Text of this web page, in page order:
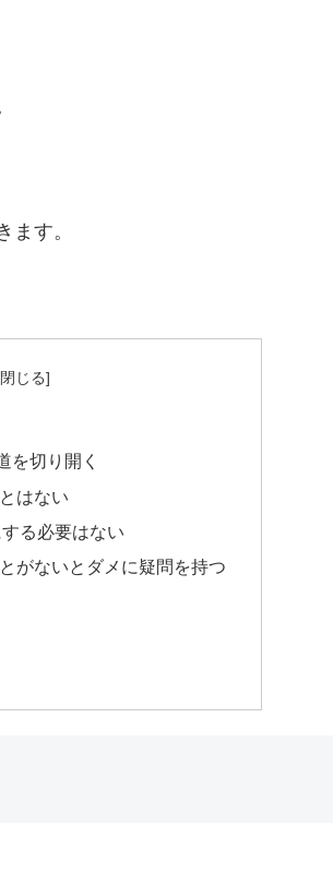
す。
を切り開く
はない
る必要はない
がないとダメに疑問を持つ